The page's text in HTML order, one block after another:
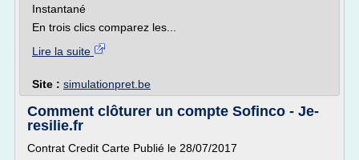
Instantané
En trois clics comparez les...
Lire la suite
Site : simulationpret.be
Comment clôturer un compte Sofinco - Je-
resilie.fr
Contrat Credit Carte Publié le 28/07/2017